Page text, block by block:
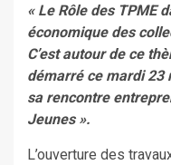
« Le Rôle des TPME
économique des
C’est autour de ce
démarré ce mardi 23
sa rencontre
Jeunes ».
L’ouverture des